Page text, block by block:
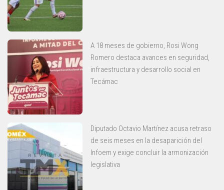
A 18 meses de gobierno, Rosi Wong
Romero destaca avances en seguridad,
infraestructura y desarrollo social en
Tecámac
Diputado Octavio Martínez acusa retraso
de seis meses en la desaparición del
Infoem y exige concluir la armonización
legislativa